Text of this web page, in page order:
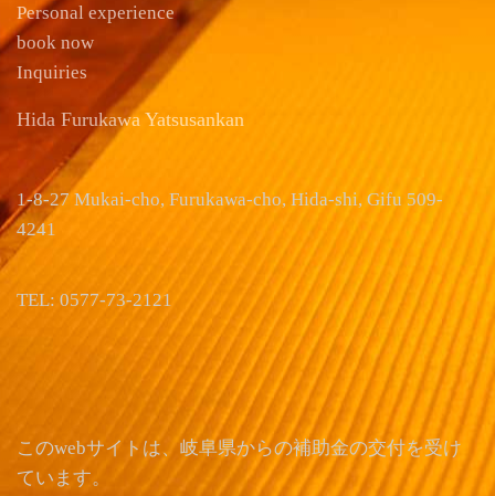
Personal experience
book now
Inquiries
Hida Furukawa Yatsusankan
1-8-27 Mukai-cho, Furukawa-cho, Hida-shi, Gifu 509-
4241
TEL: 0577-73-2121
このwebサイトは、岐阜県からの補助金の交付を受け
ています。